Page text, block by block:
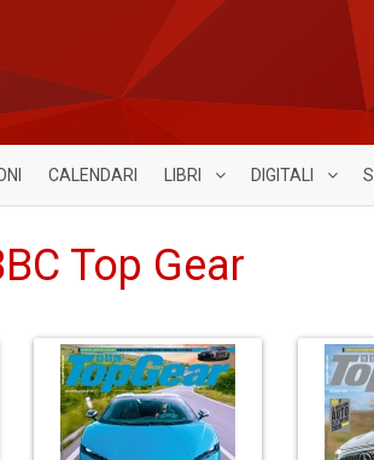
CALENDARI LIBRI DIGITALI
Top Gear